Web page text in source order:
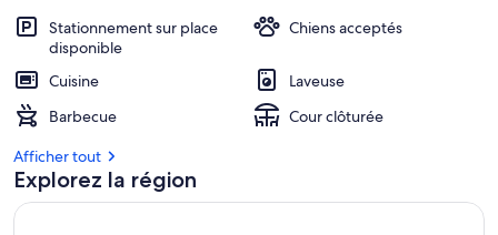
Stationnement sur place
disponible
Chiens acceptés
Cuisine
Laveuse
Barbecue
Cour clôturée
Afficher tout
Explorez la région